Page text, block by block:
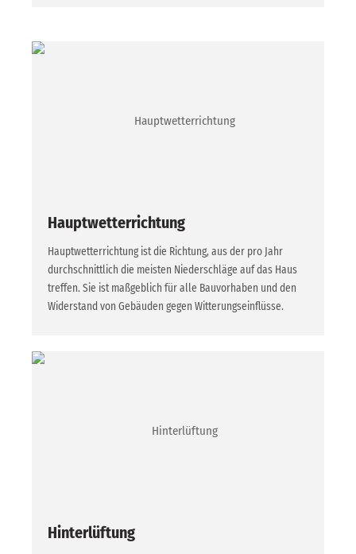
Hauptwetterrichtung
Hauptwetterrichtung ist die Richtung, aus der pro Jahr
durchschnittlich die meisten Niederschläge auf das Haus
treffen. Sie ist maßgeblich für alle Bauvorhaben und den
Widerstand von Gebäuden gegen Witterungseinflüsse.
Hinterlüftung